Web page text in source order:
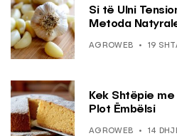
Si të Ulni
Metoda
AGROWEB 19
Kek Shtëpie
Plot Ëmbëlsi
AGROWEB 14